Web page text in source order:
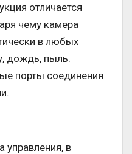
отличается
чему камера
в любых
дождь, пыль.
порты соединения
управления, в